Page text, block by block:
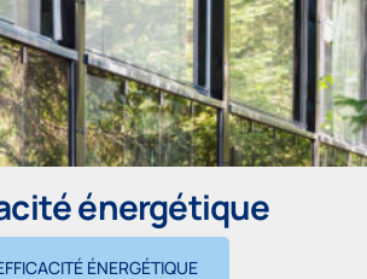
énergétique
ÉNERGÉTIQUE